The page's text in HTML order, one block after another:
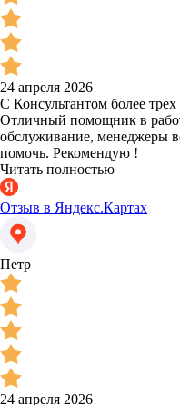
24 апреля 2026
С Консультантом более
Отличный помощник в
обслуживание, менеджеры
помочь. Рекомендую !
Читать полностью
Отзыв в Яндекс.Картах
Петр
24 апреля 2026